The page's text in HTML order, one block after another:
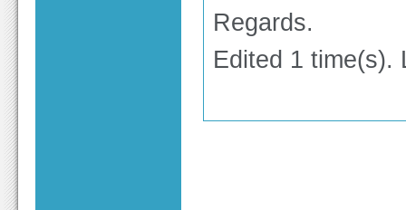
Regards.
Edited 1 time(s).